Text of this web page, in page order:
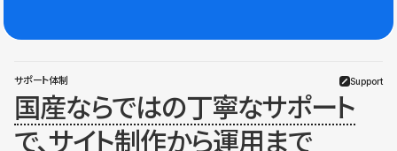
サポート体制 Support
国産ならではの丁寧なサポート
で、サイト制作から運用まで